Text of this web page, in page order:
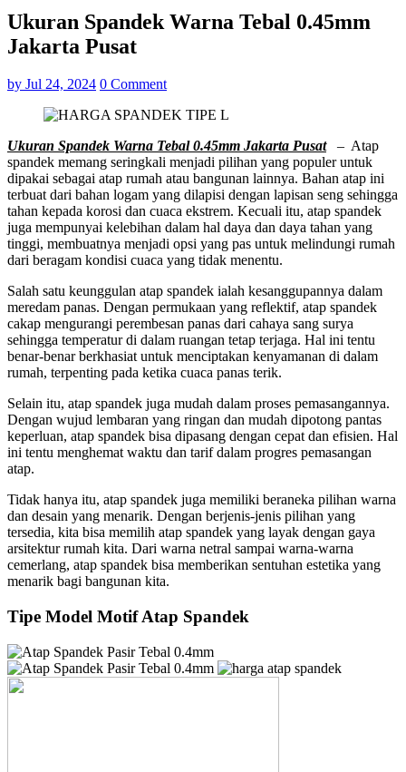
Ukuran Spandek Warna Tebal 0.45mm
Jakarta Pusat
by Jul 24, 2024 0 Comment
Ukuran Spandek Warna Tebal 0.45mm Jakarta Pusat– Atap
spandek memang seringkali menjadi pilihan yang populer untuk
dipakai sebagai atap rumah atau bangunan lainnya. Bahan atap ini
terbuat dari bahan logam yang dilapisi dengan lapisan seng sehingga
tahan kepada korosi dan cuaca ekstrem. Kecuali itu, atap spandek
juga mempunyai kelebihan dalam hal daya dan daya tahan yang
tinggi, membuatnya menjadi opsi yang pas untuk melindungi rumah
dari beragam kondisi cuaca yang tidak menentu.
Salah satu keunggulan atap spandek ialah kesanggupannya dalam
meredam panas. Dengan permukaan yang reflektif, atap spandek
cakap mengurangi perembesan panas dari cahaya sang surya
sehingga temperatur di dalam ruangan tetap terjaga. Hal ini tentu
benar-benar berkhasiat untuk menciptakan kenyamanan di dalam
rumah, terpenting pada ketika cuaca panas terik.
Selain itu, atap spandek juga mudah dalam proses pemasangannya.
Dengan wujud lembaran yang ringan dan mudah dipotong pantas
keperluan, atap spandek bisa dipasang dengan cepat dan efisien. Hal
ini tentu menghemat waktu dan tarif dalam progres pemasangan
atap.
Tidak hanya itu, atap spandek juga memiliki beraneka pilihan warna
dan desain yang menarik. Dengan berjenis-jenis pilihan yang
tersedia, kita bisa memilih atap spandek yang layak dengan gaya
arsitektur rumah kita. Dari warna netral sampai warna-warna
cemerlang, atap spandek bisa memberikan sentuhan estetika yang
menarik bagi bangunan kita.
Tipe Model Motif Atap Spandek